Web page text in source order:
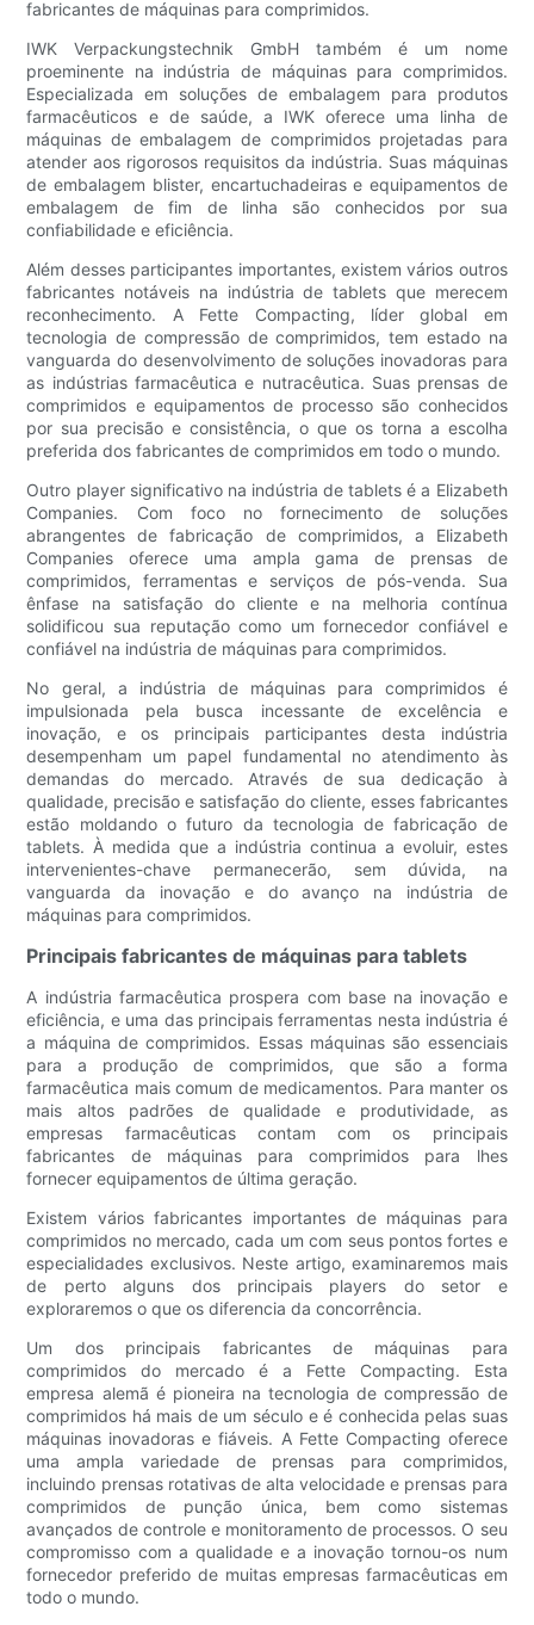
fabricantes de máquinas para comprimidos.
IWK Verpackungstechnik GmbH também é um nome
proeminente na indústria de máquinas para comprimidos.
Especializada em soluções de embalagem para produtos
farmacêuticos e de saúde, a IWK oferece uma linha de
máquinas de embalagem de comprimidos projetadas para
atender aos rigorosos requisitos da indústria. Suas máquinas
de embalagem blister, encartuchadeiras e equipamentos de
embalagem de fim de linha são conhecidos por sua
confiabilidade e eficiência.
Além desses participantes importantes, existem vários outros
fabricantes notáveis ​​na indústria de tablets que merecem
reconhecimento. A Fette Compacting, líder global em
tecnologia de compressão de comprimidos, tem estado na
vanguarda do desenvolvimento de soluções inovadoras para
as indústrias farmacêutica e nutracêutica. Suas prensas de
comprimidos e equipamentos de processo são conhecidos
por sua precisão e consistência, o que os torna a escolha
preferida dos fabricantes de comprimidos em todo o mundo.
Outro player significativo na indústria de tablets é a Elizabeth
Companies. Com foco no fornecimento de soluções
abrangentes de fabricação de comprimidos, a Elizabeth
Companies oferece uma ampla gama de prensas de
comprimidos, ferramentas e serviços de pós-venda. Sua
ênfase na satisfação do cliente e na melhoria contínua
solidificou sua reputação como um fornecedor confiável e
confiável na indústria de máquinas para comprimidos.
No geral, a indústria de máquinas para comprimidos é
impulsionada pela busca incessante de excelência e
inovação, e os principais participantes desta indústria
desempenham um papel fundamental no atendimento às
demandas do mercado. Através de sua dedicação à
qualidade, precisão e satisfação do cliente, esses fabricantes
estão moldando o futuro da tecnologia de fabricação de
tablets. À medida que a indústria continua a evoluir, estes
intervenientes-chave permanecerão, sem dúvida, na
vanguarda da inovação e do avanço na indústria de
máquinas para comprimidos.
Principais fabricantes de máquinas para tablets
A indústria farmacêutica prospera com base na inovação e
eficiência, e uma das principais ferramentas nesta indústria é
a máquina de comprimidos. Essas máquinas são essenciais
para a produção de comprimidos, que são a forma
farmacêutica mais comum de medicamentos. Para manter os
mais altos padrões de qualidade e produtividade, as
empresas farmacêuticas contam com os principais
fabricantes de máquinas para comprimidos para lhes
fornecer equipamentos de última geração.
Existem vários fabricantes importantes de máquinas para
comprimidos no mercado, cada um com seus pontos fortes e
especialidades exclusivos. Neste artigo, examinaremos mais
de perto alguns dos principais players do setor e
exploraremos o que os diferencia da concorrência.
Um dos principais fabricantes de máquinas para
comprimidos do mercado é a Fette Compacting. Esta
empresa alemã é pioneira na tecnologia de compressão de
comprimidos há mais de um século e é conhecida pelas suas
máquinas inovadoras e fiáveis. A Fette Compacting oferece
uma ampla variedade de prensas para comprimidos,
incluindo prensas rotativas de alta velocidade e prensas para
comprimidos de punção única, bem como sistemas
avançados de controle e monitoramento de processos. O seu
compromisso com a qualidade e a inovação tornou-os num
fornecedor preferido de muitas empresas farmacêuticas em
todo o mundo.